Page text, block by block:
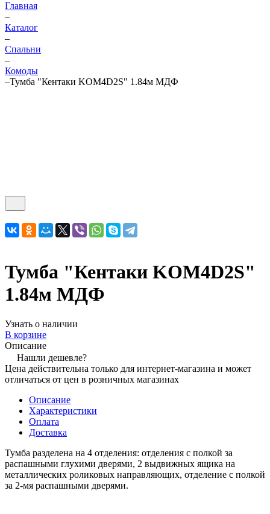
Главная
–
Каталог
–
Спальни
–
Комоды
–Тумба "Кентаки KOM4D2S" 1.84м МДФ
Тумба "Кентаки KOM4D2S"
1.84м МДФ
Узнать о наличии
В корзине
Описание
Нашли дешевле?
Цена действительна только для интернет-магазина и может
отличаться от цен в розничных магазинах
Описание
Характеристики
Оплата
Доставка
Тумба разделена на 4 отделения: отделения с полкой за
распашными глухими дверями, 2 выдвижных ящика на
металлических роликовых направляющих, отделение с полкой
за 2-мя распашными дверями.